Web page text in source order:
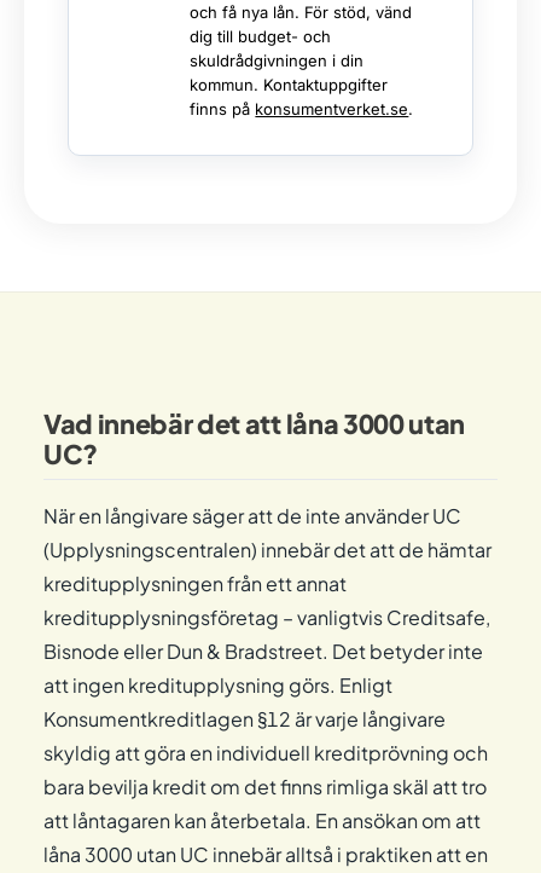
och få nya lån. För stöd, vänd
dig till budget- och
skuldrådgivningen i din
kommun. Kontaktuppgifter
finns på konsumentverket.se.
Vad innebär det att låna 3000 utan
UC?
När en långivare säger att de inte använder UC
(Upplysningscentralen) innebär det att de hämtar
kreditupplysningen från ett annat
kreditupplysningsföretag – vanligtvis Creditsafe,
Bisnode eller Dun & Bradstreet. Det betyder inte
att ingen kreditupplysning görs. Enligt
Konsumentkreditlagen §12 är varje långivare
skyldig att göra en individuell kreditprövning och
bara bevilja kredit om det finns rimliga skäl att tro
att låntagaren kan återbetala. En ansökan om att
låna 3000 utan UC innebär alltså i praktiken att en